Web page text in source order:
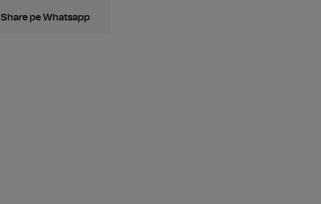
Share pe Whatsapp